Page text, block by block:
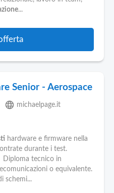
...
Senior - Aerospace
language michaelpage.it
hardware e firmware nella
durante i test.
Diploma tecnico in
o equivalente.
schemi...